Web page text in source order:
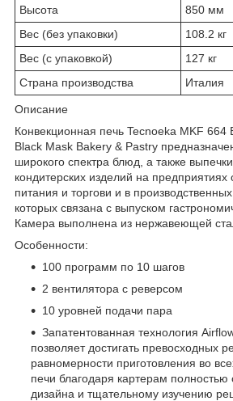
Высота
850 мм
Вес (без упаковки)
108.2 кг
Вес (с упаковкой)
127 кг
Страна производства
Италия
Описание
Конвекционная печь Tecnoeka MKF 664
Black Mask Bakery & Pastry
широкого спектра блюд, а также
кондитерских изделий на предприятиях
питания и торгови и в
которых связана с выпуском
Камера выполнена из нержавеющей
Особенности:
100 программ по 10 шагов
2 вентилятора с реверсом
10 уровней подачи пара
Запатентованная технология
позволяет достигать превосходных
равномерности приготовления во
печи благодаря картерам полностью
дизайна и тщательному изучению